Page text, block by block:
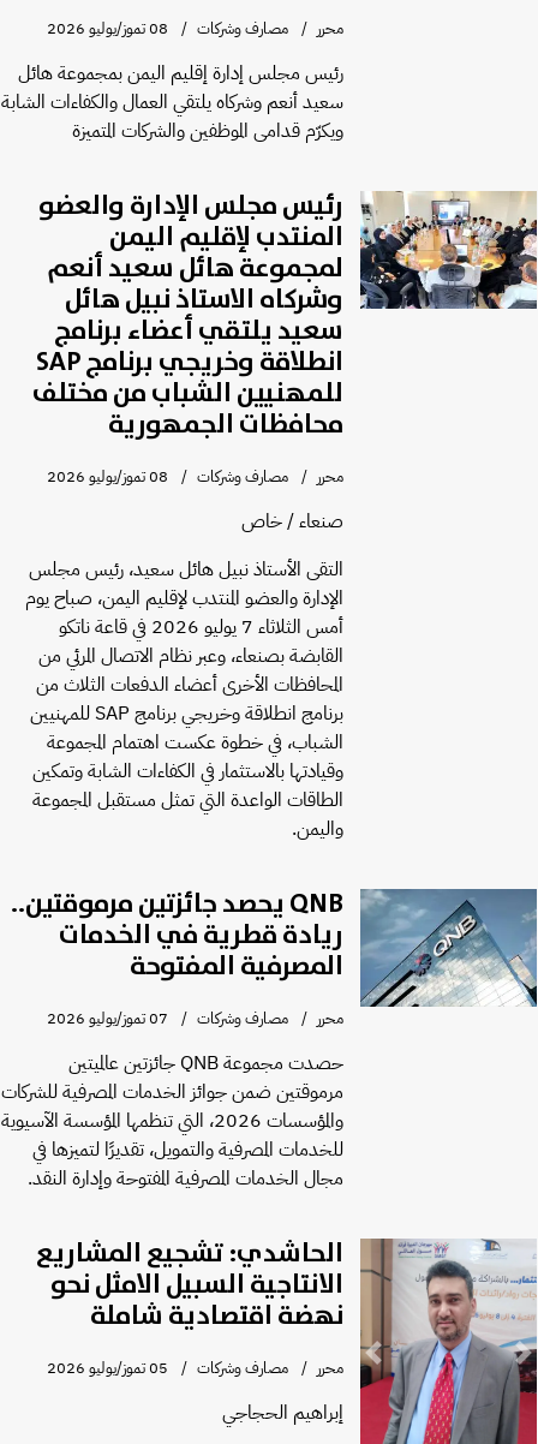
محرر مصارف وشركات 08 تموز/يوليو 2026
رئيس مجلس إدارة إقليم اليمن بمجموعة هائل
سعيد أنعم وشركاه يلتقي العمال والكفاءات الشابة
ويكرّم قدامى الموظفين والشركات المتميزة
رئيس مجلس الإدارة والعضو
المنتدب لإقليم اليمن
لمجموعة هائل سعيد أنعم
وشركاه الاستاذ نبيل هائل
سعيد يلتقي أعضاء برنامج
انطلاقة وخريجي برنامج SAP
للمهنيين الشباب من مختلف
محافظات الجمهورية
محرر مصارف وشركات 08 تموز/يوليو 2026
صنعاء / خاص
التقى الأستاذ نبيل هائل سعيد، رئيس مجلس
الإدارة والعضو المنتدب لإقليم اليمن، صباح يوم
أمس الثلاثاء 7 يوليو 2026 في قاعة ناتكو
القابضة بصنعاء، وعبر نظام الاتصال المرئي من
المحافظات الأخرى أعضاء الدفعات الثلاث من
برنامج انطلاقة وخريجي برنامج SAP للمهنيين
الشباب، في خطوة عكست اهتمام المجموعة
وقيادتها بالاستثمار في الكفاءات الشابة وتمكين
الطاقات الواعدة التي تمثل مستقبل المجموعة
واليمن.
QNB يحصد جائزتين مرموقتين..
ريادة قطرية في الخدمات
المصرفية المفتوحة
محرر مصارف وشركات 07 تموز/يوليو 2026
حصدت مجموعة QNB جائزتين عالميتين
مرموقتين ضمن جوائز الخدمات المصرفية للشركات
والمؤسسات 2026، التي تنظمها المؤسسة الآسيوية
للخدمات المصرفية والتمويل، تقديرًا لتميزها في
مجال الخدمات المصرفية المفتوحة وإدارة النقد.
الحاشدي: تشجيع المشاريع
الانتاجية السبيل الامثل نحو
نهضة اقتصادية شاملة
محرر مصارف وشركات 05 تموز/يوليو 2026
إبراهيم الحجاجي
Previous Next